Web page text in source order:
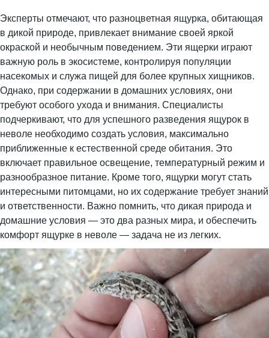
Эксперты отмечают, что разноцветная ящурка, обитающая
в дикой природе, привлекает внимание своей яркой
окраской и необычным поведением. Эти ящерки играют
важную роль в экосистеме, контролируя популяции
насекомых и служа пищей для более крупных хищников.
Однако, при содержании в домашних условиях, они
требуют особого ухода и внимания. Специалисты
подчеркивают, что для успешного разведения ящурок в
неволе необходимо создать условия, максимально
приближенные к естественной среде обитания. Это
включает правильное освещение, температурный режим и
разнообразное питание. Кроме того, ящурки могут стать
интересными питомцами, но их содержание требует знаний
и ответственности. Важно помнить, что дикая природа и
домашние условия — это два разных мира, и обеспечить
комфорт ящурке в неволе — задача не из легких.